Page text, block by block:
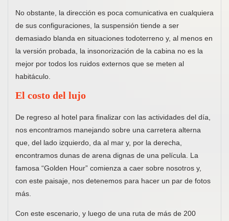
No obstante, la dirección es poca comunicativa en cualquiera
de sus configuraciones, la suspensión tiende a ser
demasiado blanda en situaciones todoterreno y, al menos en
la versión probada, la insonorización de la cabina no es la
mejor por todos los ruidos externos que se meten al
habitáculo.
El costo del lujo
De regreso al hotel para finalizar con las actividades del día,
nos encontramos manejando sobre una carretera alterna
que, del lado izquierdo, da al mar y, por la derecha,
encontramos dunas de arena dignas de una película. La
famosa “Golden Hour” comienza a caer sobre nosotros y,
con este paisaje, nos detenemos para hacer un par de fotos
más.
Con este escenario, y luego de una ruta de más de 200